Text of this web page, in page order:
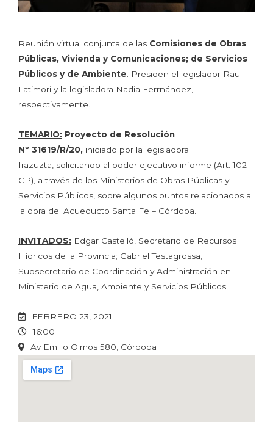
Reunión virtual conjunta de las Comisiones de Obras
Públicas, Vivienda y Comunicaciones; de Servicios
Públicos y de Ambiente . Presiden el legislador Raul
Latimori y la legisladora Nadia Ferrnández,
respectivamente.
TEMARIO: Proyecto de Resolución
Nº 31619/R/20, iniciado por la legisladora
Irazuzta, solicitando al poder ejecutivo informe (Art. 102
CP), a través de los Ministerios de Obras Públicas y
Servicios Públicos, sobre algunos puntos relacionados a
la obra del Acueducto Santa Fe – Córdoba.
INVITADOS: Edgar Castelló, Secretario de Recursos
Hídricos de la Provincia; Gabriel Testagrossa,
Subsecretario de Coordinación y Administración en
Ministerio de Agua, Ambiente y Servicios Públicos.
FEBRERO 23, 2021
16:00
Av Emilio Olmos 580, Córdoba